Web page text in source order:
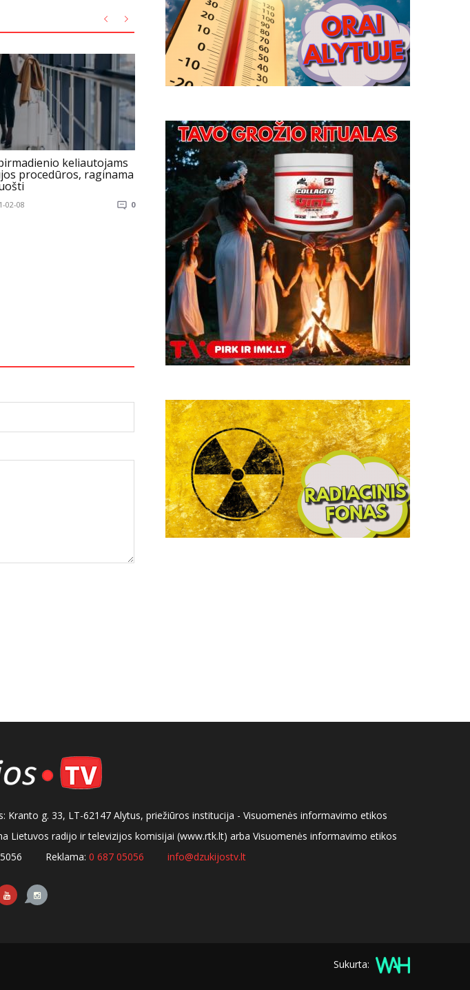
keliautojams
procedūros, raginama
02-08 0
Nuo liepos 1 d. įsigalioja
atnaujintas kompensuojamųjų
vaistų kainynas
2024-07-01 57
Kaip nuo gegužės 1 d.
iš užsienio įvežto
įsigijimas ir registracija?
2021-04-28
g. 33, LT-62147 Alytus, priežiūros institucija - Visuomenės informavimo etikos
Lietuvos radijo ir televizijos komisijai (www.rtk.lt) arba Visuomenės informavimo etikos
Reklama: 0 687 05056 info@dzukijostv.lt
Sukurta: